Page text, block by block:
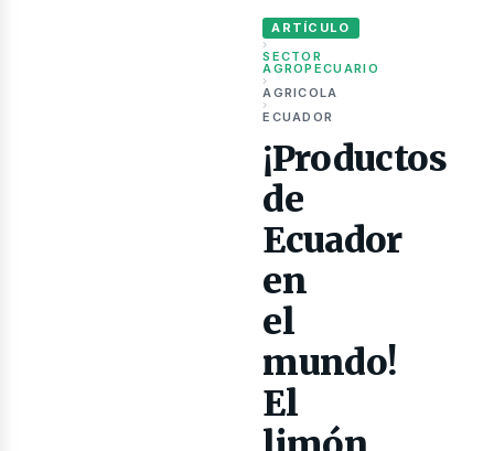
ARTÍCULO
›
SECTOR
AGROPECUARIO
›
AGRICOLA
›
ECUADOR
¡Productos
de
Ecuador
en
el
mundo!
El